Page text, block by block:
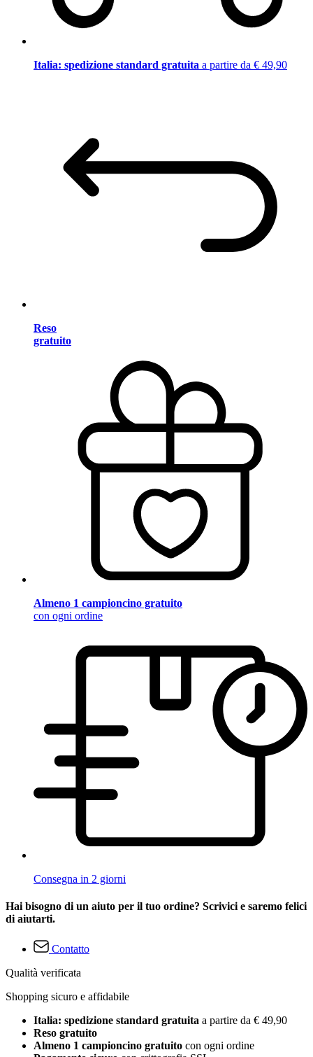
Italia: spedizione standard gratuita a partire da € 49,90
Reso
gratuito
Almeno 1 campioncino gratuito
con ogni ordine
Consegna in 2 giorni
Hai bisogno di un aiuto per il tuo ordine? Scrivici e saremo felici
di aiutarti.
Contatto
Qualità verificata
Shopping sicuro e affidabile
Italia: spedizione standard gratuita a partire da € 49,90
Reso gratuito
Almeno 1 campioncino gratuito con ogni ordine